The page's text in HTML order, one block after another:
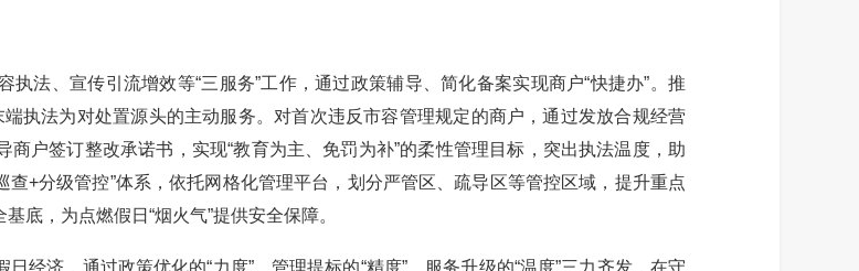
、宣传引流增效等“三服务”工作，通过政策辅导、简化备案实现商户“快捷办”。推
端执法为对处置源头的主动服务。对首次违反市容管理规定的商户，通过发放合规经营
户签订整改承诺书，实现“教育为主、免罚为补”的柔性管理目标，突出执法温度，助
查+分级管控”体系，依托网格化管理平台，划分严管区、疏导区等管控区域，提升重点
底，为点燃假日“烟火气”提供安全保障。
济，通过政策优化的“力度”、管理提标的“精度”、服务升级的“温度”三力齐发，在守